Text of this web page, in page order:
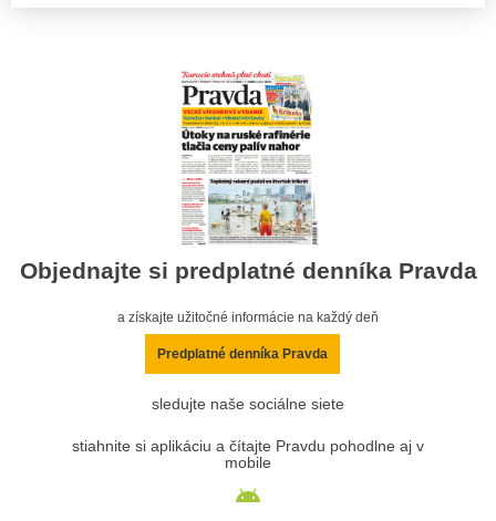
Objednajte si predplatné denníka Pravda
a získajte užitočné informácie na každý deň
Predplatné denníka Pravda
sledujte naše sociálne siete
stiahnite si aplikáciu a čítajte Pravdu pohodlne aj v
mobile